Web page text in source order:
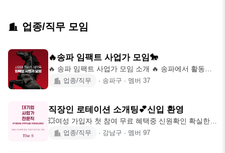
업종/직무 모임
🔥송파 임팩트 사업가 모임🐎
🔥 송파 임팩트 사업가 모임 소개 🔥 송파에서 활동하
는 젊은 사업가 & 예비 창업가들이
업종/직무 ∙ 송파구 ∙ 멤버 37
직장인 로테이션 소개팅💕신입 환영
💥여성 가입자 첫 참여 무료 혜택중 신원확인 확실한
프리미엄 사교모임✨ 플썸과는 가입연령
업종/직무 ∙ 강남구 ∙ 멤버 97